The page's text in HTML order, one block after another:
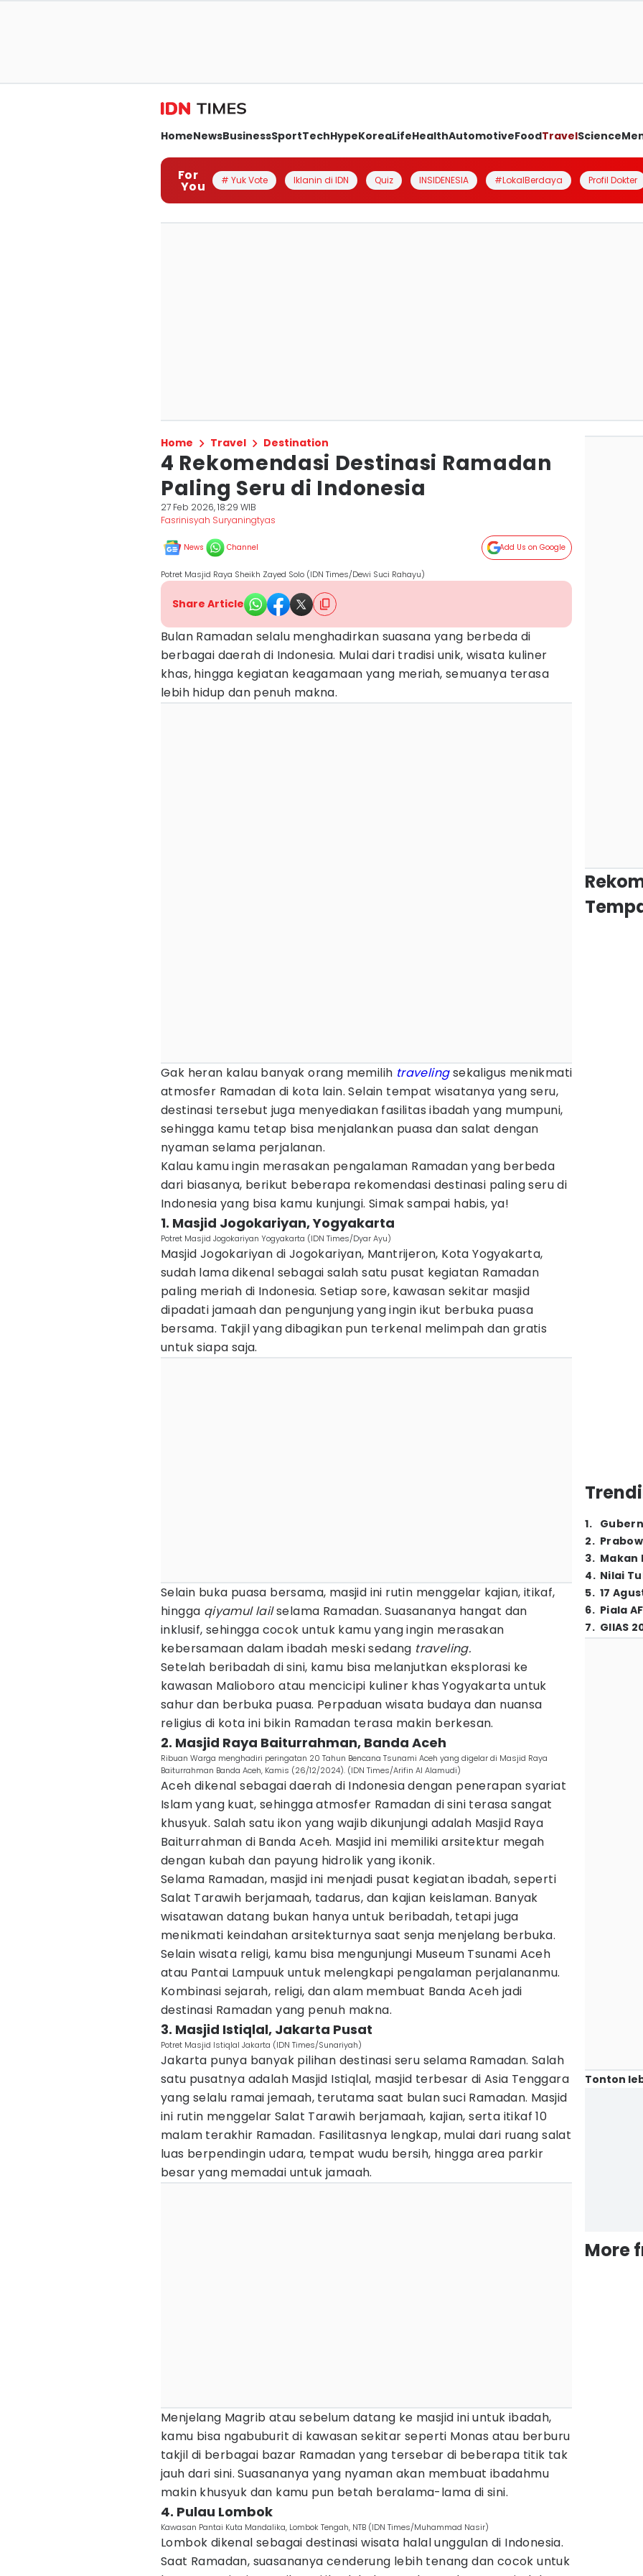
HomeNewsBusinessSportTechHypeKoreaLifeHealthAutomotiveFoodTravelScience
For
You # Yuk Vote Iklanin di IDN Quiz INSIDENESIA #LokalBerdaya Profil Dokter
Home Travel Destination
4 Rekomendasi Destinasi Ramadan
Paling Seru di Indonesia
27 Feb 2026, 18:29 WIB
Fasrinisyah Suryaningtyas
News Channel Add Us on Google
Potret Masjid Raya Sheikh Zayed Solo (IDN Times/Dewi Suci Rahayu)
Share Article
Bulan Ramadan selalu menghadirkan suasana yang berbeda di
berbagai daerah di Indonesia. Mulai dari tradisi unik, wisata kuliner
khas, hingga kegiatan keagamaan yang meriah, semuanya terasa
lebih hidup dan penuh makna.
Gak heran kalau banyak orang memilih travelingsekaligus menikmati
atmosfer Ramadan di kota lain. Selain tempat wisatanya yang seru,
destinasi tersebut juga menyediakan fasilitas ibadah yang mumpuni,
sehingga kamu tetap bisa menjalankan puasa dan salat dengan
nyaman selama perjalanan.
Kalau kamu ingin merasakan pengalaman Ramadan yang berbeda
dari biasanya, berikut beberapa rekomendasi destinasi paling seru di
Indonesia yang bisa kamu kunjungi. Simak sampai habis, ya!
1. Masjid Jogokariyan, Yogyakarta
Potret Masjid Jogokariyan Yogyakarta (IDN Times/Dyar Ayu)
Masjid Jogokariyan di Jogokariyan, Mantrijeron, Kota Yogyakarta,
sudah lama dikenal sebagai salah satu pusat kegiatan Ramadan
paling meriah di Indonesia. Setiap sore, kawasan sekitar masjid
dipadati jamaah dan pengunjung yang ingin ikut berbuka puasa
bersama. Takjil yang dibagikan pun terkenal melimpah dan gratis
untuk siapa saja.
Selain buka puasa bersama, masjid ini rutin menggelar kajian, itikaf,
hingga qiyamul lailselama Ramadan. Suasananya hangat dan
inklusif, sehingga cocok untuk kamu yang ingin merasakan
kebersamaan dalam ibadah meski sedang traveling.
Setelah beribadah di sini, kamu bisa melanjutkan eksplorasi ke
kawasan Malioboro atau mencicipi kuliner khas Yogyakarta untuk
sahur dan berbuka puasa. Perpaduan wisata budaya dan nuansa
religius di kota ini bikin Ramadan terasa makin berkesan.
2. Masjid Raya Baiturrahman, Banda Aceh
Ribuan Warga menghadiri peringatan 20 Tahun Bencana Tsunami Aceh yang digelar di Masjid Raya
Baiturrahman Banda Aceh, Kamis (26/12/2024). (IDN Times/Arifin Al Alamudi)
Aceh dikenal sebagai daerah di Indonesia dengan penerapan syariat
Islam yang kuat, sehingga atmosfer Ramadan di sini terasa sangat
khusyuk. Salah satu ikon yang wajib dikunjungi adalah Masjid Raya
Baiturrahman di Banda Aceh. Masjid ini memiliki arsitektur megah
dengan kubah dan payung hidrolik yang ikonik.
Selama Ramadan, masjid ini menjadi pusat kegiatan ibadah, seperti
Salat Tarawih berjamaah, tadarus, dan kajian keislaman. Banyak
wisatawan datang bukan hanya untuk beribadah, tetapi juga
menikmati keindahan arsitekturnya saat senja menjelang berbuka.
Selain wisata religi, kamu bisa mengunjungi Museum Tsunami Aceh
atau Pantai Lampuuk untuk melengkapi pengalaman perjalananmu.
Kombinasi sejarah, religi, dan alam membuat Banda Aceh jadi
destinasi Ramadan yang penuh makna.
3. Masjid Istiqlal, Jakarta Pusat
Potret Masjid Istiqlal Jakarta (IDN Times/Sunariyah)
Jakarta punya banyak pilihan destinasi seru selama Ramadan. Salah
satu pusatnya adalah Masjid Istiqlal, masjid terbesar di Asia Tenggara
yang selalu ramai jemaah, terutama saat bulan suci Ramadan. Masjid
ini rutin menggelar Salat Tarawih berjamaah, kajian, serta itikaf 10
malam terakhir Ramadan. Fasilitasnya lengkap, mulai dari ruang salat
luas berpendingin udara, tempat wudu bersih, hingga area parkir
besar yang memadai untuk jamaah.
Menjelang Magrib atau sebelum datang ke masjid ini untuk ibadah,
kamu bisa ngabuburit di kawasan sekitar seperti Monas atau berburu
takjil di berbagai bazar Ramadan yang tersebar di beberapa titik tak
jauh dari sini. Suasananya yang nyaman akan membuat ibadahmu
makin khusyuk dan kamu pun betah beralama-lama di sini.
4. Pulau Lombok
Kawasan Pantai Kuta Mandalika, Lombok Tengah, NTB (IDN Times/Muhammad Nasir)
Lombok dikenal sebagai destinasi wisata halal unggulan di Indonesia.
Saat Ramadan, suasananya cenderung lebih tenang dan cocok untuk
1.
2.
3. Makan
4. Nilai
5. 17
6. Piala
7. GIIAS
Tonton
More